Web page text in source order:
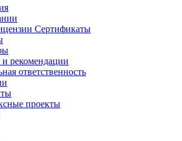
Сертификаты
рекомендации
ответственность
проекты